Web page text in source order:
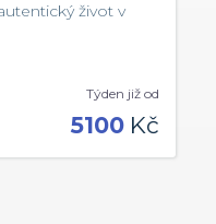
život v
Týden již od
5100 Kč